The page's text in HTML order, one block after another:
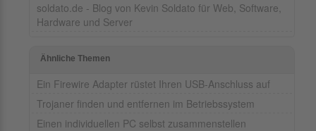
soldato.de - Blog von Kevin Soldato für Web, Software,
Hardware und Server
Ähnliche Themen
Ein Firewire Adapter rüstet Ihren USB-Anschluss auf
Trojaner finden und entfernen im Betriebssystem
Einen individuellen PC selbst zusammenstellen